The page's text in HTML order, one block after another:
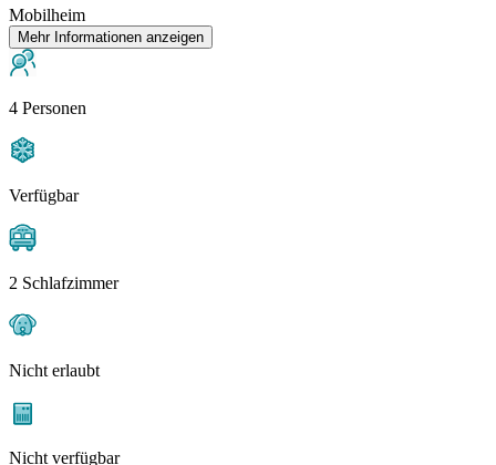
Mobilheim
Mehr Informationen anzeigen
4 Personen
Verfügbar
2 Schlafzimmer
Nicht erlaubt
Nicht verfügbar